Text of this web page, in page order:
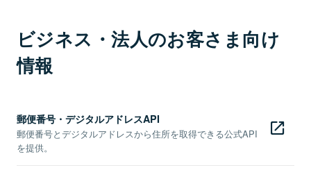
ビジネス・法人のお客さま向け
情報
郵便番号・デジタルアドレスAPI
郵便番号とデジタルアドレスから住所を取得できる公式API
を提供。